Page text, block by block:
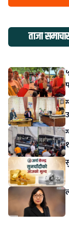
ताजा